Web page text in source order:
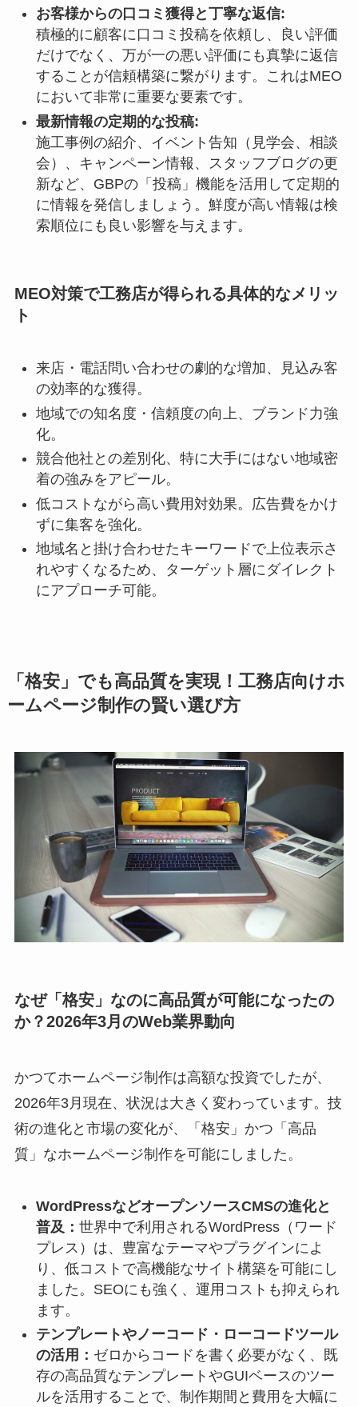
お客様からの口コミ獲得と丁寧な返信:
積極的に顧客に口コミ投稿を依頼し、良い評価
だけでなく、万が一の悪い評価にも真摯に返信
することが信頼構築に繋がります。これはMEO
において非常に重要な要素です。
最新情報の定期的な投稿:
施工事例の紹介、イベント告知（見学会、相談
会）、キャンペーン情報、スタッフブログの更
新など、GBPの「投稿」機能を活用して定期的
に情報を発信しましょう。鮮度が高い情報は検
索順位にも良い影響を与えます。
MEO対策で工務店が得られる具体的なメリッ
ト
来店・電話問い合わせの劇的な増加、見込み客
の効率的な獲得。
地域での知名度・信頼度の向上、ブランド力強
化。
競合他社との差別化、特に大手にはない地域密
着の強みをアピール。
低コストながら高い費用対効果。広告費をかけ
ずに集客を強化。
地域名と掛け合わせたキーワードで上位表示さ
れやすくなるため、ターゲット層にダイレクト
にアプローチ可能。
「格安」でも高品質を実現！工務店向けホ
ームページ制作の賢い選び方
なぜ「格安」なのに高品質が可能になったの
か？2026年3月のWeb業界動向
かつてホームページ制作は高額な投資でしたが、
2026年3月現在、状況は大きく変わっています。技
術の進化と市場の変化が、「格安」かつ「高品
質」なホームページ制作を可能にしました。
WordPressなどオープンソースCMSの進化と
普及： 世界中で利用されるWordPress（ワード
プレス）は、豊富なテーマやプラグインによ
り、低コストで高機能なサイト構築を可能にし
ました。SEOにも強く、運用コストも抑えられ
ます。
テンプレートやノーコード・ローコードツール
の活用： ゼロからコードを書く必要がなく、既
存の高品質なテンプレートやGUIベースのツー
ルを活用することで、制作期間と費用を大幅に